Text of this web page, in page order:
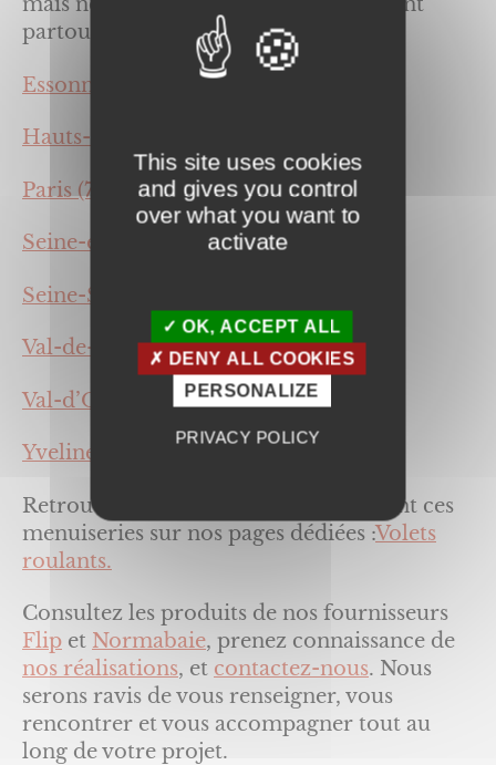
partout en Ile de France :
Essonne (91),
Hauts-de-Seine (92)
Paris (75),
Seine-et-Marne (77),
Seine-Saint-Denis (93),
Val-de-Marne (94),
Val-d’Oise (95),
Yvelines (78).
Retrouver les informations concernant ces
menuiseries sur nos pages dédiées :Volets
roulants.
Consultez les produits de nos fournisseurs
Flip et Normabaie, prenez connaissance de
nos réalisations, et contactez-nous. Nous
serons ravis de vous renseigner, vous
rencontrer et vous accompagner tout au
long de votre projet.
This site uses cookies
and gives you control
over what you want to
activate
OK, ACCEPT ALL
DENY ALL COOKIES
PERSONALIZE
PRIVACY POLICY